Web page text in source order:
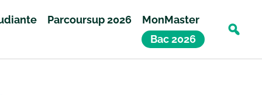
Parcoursup 2026
MonMaster
Bac 2026